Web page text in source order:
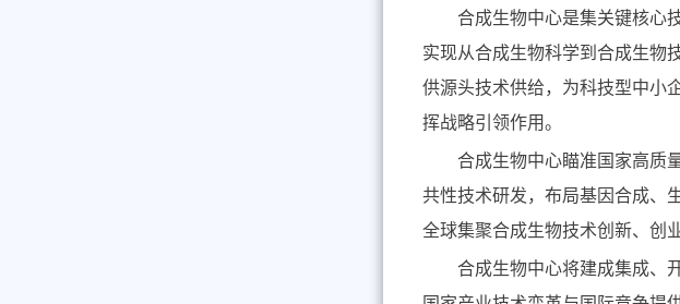
合成生物中心是集关键核心
实现从合成生物科学到合成生物
供源头技术供给，为科技型中小
挥战略引领作用。
合成生物中心瞄准国家高质
共性技术研发，布局基因合成、
全球集聚合成生物技术创新、创
合成生物中心将建成集成、